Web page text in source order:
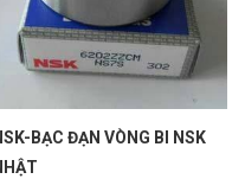
BẠC ĐẠN VÒNG BI NSK